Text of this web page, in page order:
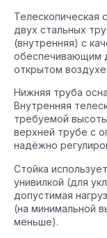
Телескопическая
двух стальных
(внутренняя) с
обеспечивающим
открытом воздухе.
Нижняя труба
Внутренняя
требуемой
верхней трубе с
надёжно
Стойка
унивилкой (для
допустимая
(на минимальной
меньше).